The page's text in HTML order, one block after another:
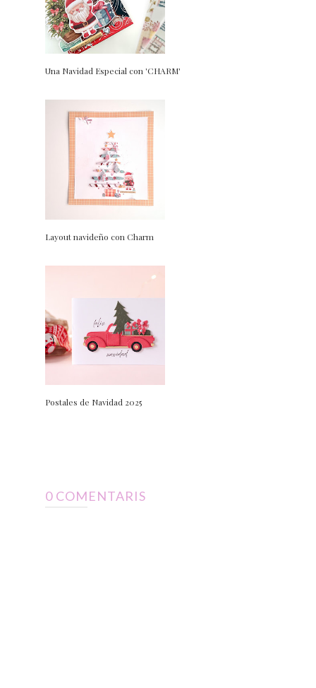
Una Navidad Especial con 'CHARM'
Layout navideño con Charm
Postales de Navidad 2025
0 COMENTARIS